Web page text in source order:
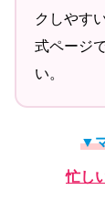
クしやす
式ページ
い。
▼
忙し